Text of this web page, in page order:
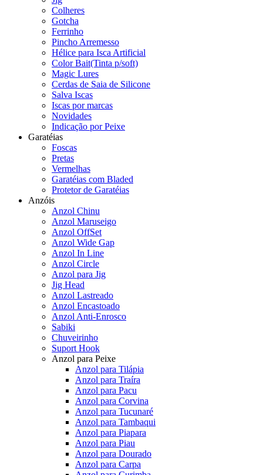
Colheres
Gotcha
Ferrinho
Pincho Arremesso
Hélice para Isca Artificial
Color Bait(Tinta p/soft)
Magic Lures
Cerdas de Saia de Silicone
Salva Iscas
Iscas por marcas
Novidades
Indicação por Peixe
Garatéias
Foscas
Pretas
Vermelhas
Garatéias com Bladed
Protetor de Garatéias
Anzóis
Anzol Chinu
Anzol Maruseigo
Anzol OffSet
Anzol Wide Gap
Anzol In Line
Anzol Circle
Anzol para Jig
Jig Head
Anzol Lastreado
Anzol Encastoado
Anzol Anti-Enrosco
Sabiki
Chuveirinho
Suport Hook
Anzol para Peixe
Anzol para Tilápia
Anzol para Traíra
Anzol para Pacu
Anzol para Corvina
Anzol para Tucunaré
Anzol para Tambaqui
Anzol para Piapara
Anzol para Piau
Anzol para Dourado
Anzol para Carpa